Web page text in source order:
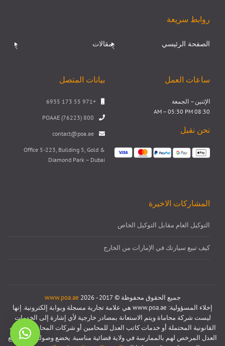
روابط سريعة
الصفحة الرئيسي مقالات
ساعات العمل
الإثنين – الجمعة
08:30 AM – 05:30 PM
نحن نقبل
بيانات المتصل
+971 55 173 6935
800 POAAE (76223)
contact@poa.ae
Office 5-223, Building 5, Gold &
Diamond Park – Dubai
المشاركات الاخيرة
التوكيل العام مقابل التوكيل الخاص
كيف تبيع سيارتك في الإمارات من الخارج
جميع الحقوق محفوظة © 2017 - 2026
www.poa.ae
إخلاء المسؤولية: www.poa.ae هي علامة تجارية مسجلة وبوابة إلكترونية. إنها
ليست شركة محاماة ويتم الاستعانة بمصادر خارجية لأي إشارة إلى الخدمات
القانونية المحتملة أو خدمات كاتب العدل للمحامين أو شركات المحاماة أو كتاب
العدل المرخص لهم بالممارسة في ولاية قضائية مناسبة. يخضع وصولك إلى موقع